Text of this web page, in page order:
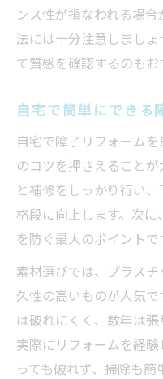
ンス性が損なわれる場
法には十分注意しまし
て質感を確認するのもお
自宅で簡単にできる
自宅で障子リフォーム
のコツを押さえること
と補修をしっかり行い
格段に向上します。次
を防ぐ最大のポイントで
素材選びでは、プラス
久性の高いものが人気
は破れにくく、数年は張
実際にリフォームを経
っても破れず、掃除も